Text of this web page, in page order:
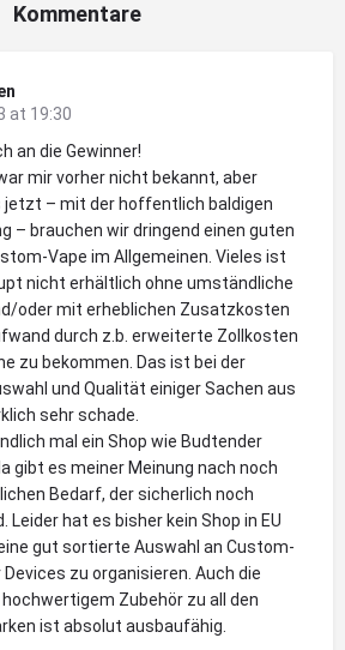
Kommentare
at 19:30
an die Gewinner!
mir vorher nicht bekannt, aber
– mit der hoffentlich baldigen
– brauchen wir dringend einen guten
Vape im Allgemeinen. Vieles ist
nicht erhältlich ohne umständliche
oder mit erheblichen Zusatzkosten
durch z.b. erweiterte Zollkosten
zu bekommen. Das ist bei der
und Qualität einiger Sachen aus
sehr schade.
mal ein Shop wie Budtender
gibt es meiner Meinung nach noch
Bedarf, der sicherlich noch
Leider hat es bisher kein Shop in EU
gut sortierte Auswahl an Custom-
zu organisieren. Auch die
Zubehör zu all den
ist absolut ausbaufähig.